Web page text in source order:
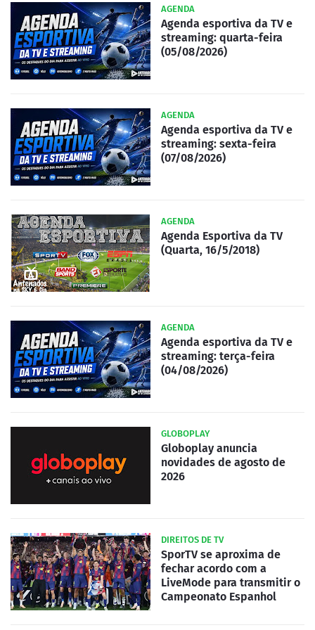
AGENDA
Agenda esportiva da TV e
streaming: quarta-feira
(05/08/2026)
AGENDA
Agenda esportiva da TV e
streaming: sexta-feira
(07/08/2026)
AGENDA
Agenda Esportiva da TV
(Quarta, 16/5/2018)
AGENDA
Agenda esportiva da TV e
streaming: terça-feira
(04/08/2026)
GLOBOPLAY
Globoplay anuncia
novidades de agosto de
2026
DIREITOS DE TV
SporTV se aproxima de
fechar acordo com a
LiveMode para transmitir o
Campeonato Espanhol